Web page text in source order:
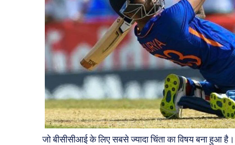
जो बीसीसीआई के लिए सबसे ज्यादा चिंता का विषय बना हुआ